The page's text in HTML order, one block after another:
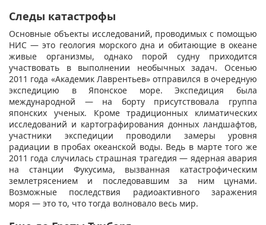
Следы катастрофы
Основные объекты исследований, проводимых с помощью
НИС — это геология морского дна и обитающие в океане
живые организмы, однако порой судну приходится
участвовать в выполнении необычных задач. Осенью
2011 года «Академик Лаврентьев» отправился в очередную
экспедицию в Японское море. Экспедиция была
международной — на борту присутствовала группа
японских ученых. Кроме традиционных климатических
исследований и картографирования донных ландшафтов,
участники экспедиции проводили замеры уровня
радиации в пробах океанской воды. Ведь в марте того же
2011 года случилась страшная трагедия — ядерная авария
на станции Фукусима, вызванная катастрофическим
землетрясением и последовавшим за ним цунами.
Возможные последствия радиоактивного заражения
моря — это то, что тогда волновало весь мир.